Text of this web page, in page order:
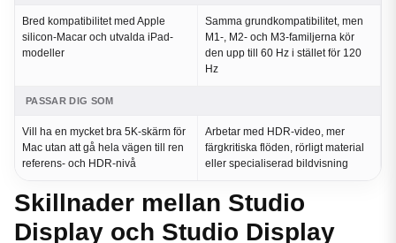
Bred kompatibilitet med Apple
silicon-Macar och utvalda iPad-
modeller
Samma grundkompatibilitet, men
M1-, M2- och M3-familjerna kör
den upp till 60 Hz i stället för 120
Hz
PASSAR DIG SOM
Vill ha en mycket bra 5K-skärm för
Mac utan att gå hela vägen till ren
referens- och HDR-nivå
Arbetar med HDR-video, mer
färgkritiska flöden, rörligt material
eller specialiserad bildvisning
Skillnader mellan Studio
Display och Studio Display